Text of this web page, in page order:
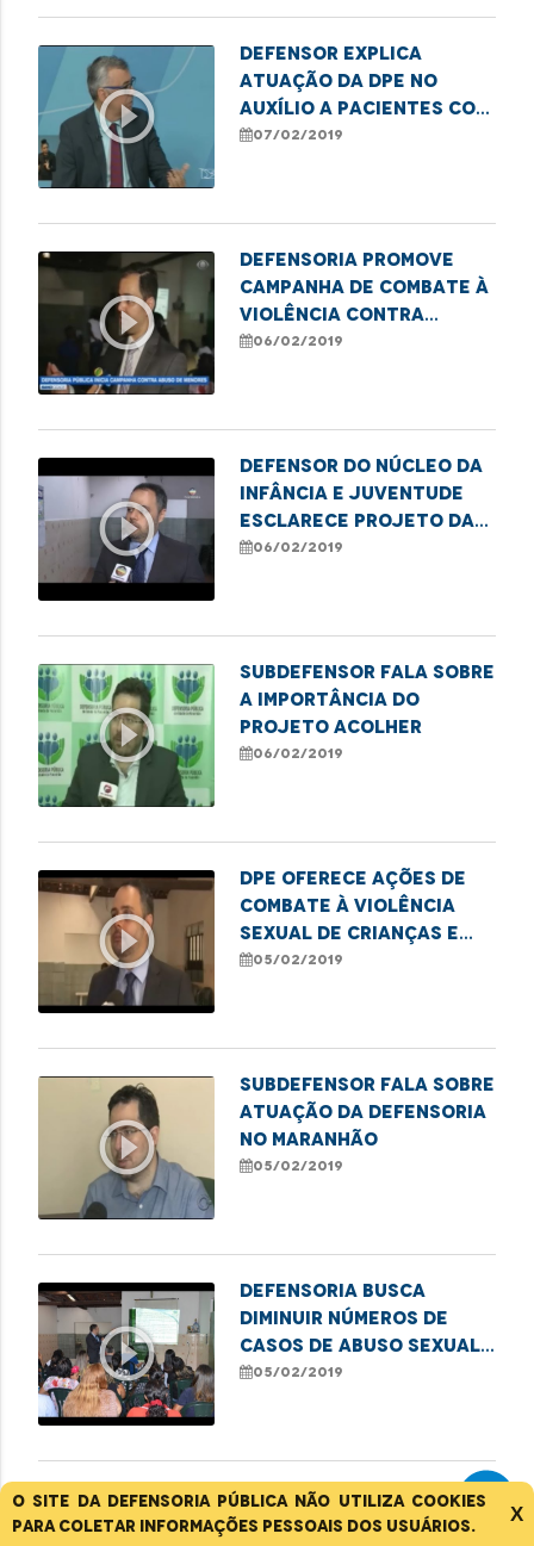
O site da Defensoria Pública não utiliza cookies
para coletar informações pessoais dos usuários.
X
play_circle_outline
Defensor explica
atuação da DPE no
auxílio a pacientes com
doenças degenerativas
07/02/2019
play_circle_outline
Defensoria promove
campanha de combate à
violência contra
criança
06/02/2019
play_circle_outline
Defensor do Núcleo da
Infância e Juventude
esclarece projeto da
DPE
06/02/2019
play_circle_outline
Subdefensor fala sobre
a importância do
projeto acolher
06/02/2019
play_circle_outline
DPE oferece ações de
combate à violência
sexual de crianças e
adolescentes
05/02/2019
play_circle_outline
Subdefensor fala sobre
atuação da Defensoria
no Maranhão
05/02/2019
play_circle_outline
Defensoria busca
diminuir números de
casos de abuso sexual
infantil
05/02/2019
DPE lança campanha de
enfrentamento à